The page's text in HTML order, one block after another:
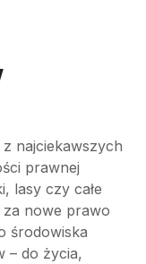
najciekawszych
prawnej
lasy czy całe
za nowe prawo
środowiska
– do życia,